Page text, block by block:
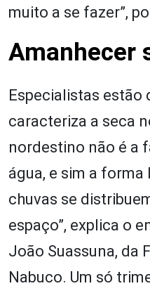
muito a se fazer”,
Amanhecer
Especialistas estão
caracteriza a seca
nordestino não é a
água, e sim a
chuvas se
espaço”, explica o
João Suassuna, da
Nabuco. Um só